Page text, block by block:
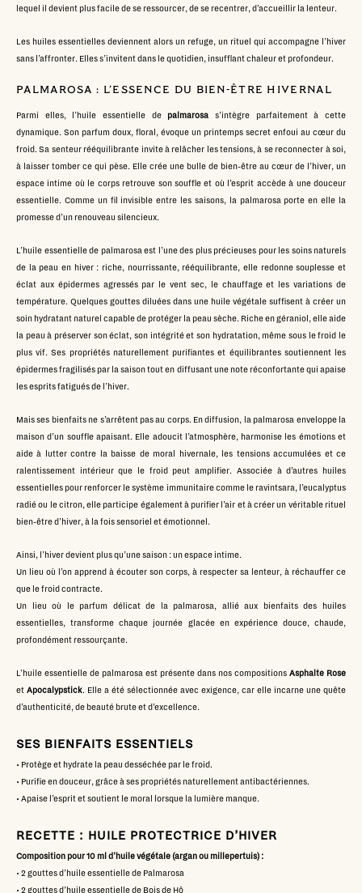
lequel il devient plus facile de se ressourcer, de se recentrer, d’accueillir la lenteur.
Les huiles essentielles deviennent alors un refuge, un rituel qui accompagne l’hiver
sans l’affronter. Elles s’invitent dans le quotidien, insufflant chaleur et profondeur.
PALMAROSA : L’ESSENCE DU BIEN-ÊTRE HIVERNAL
Parmi elles, l’huile essentielle de palmarosa s’intègre parfaitement à cette
dynamique. Son parfum doux, floral, évoque un printemps secret enfoui au cœur du
froid. Sa senteur rééquilibrante invite à relâcher les tensions, à se reconnecter à soi,
à laisser tomber ce qui pèse. Elle crée une bulle de bien-être au cœur de l’hiver, un
espace intime où le corps retrouve son souffle et où l’esprit accède à une douceur
essentielle. Comme un fil invisible entre les saisons, la palmarosa porte en elle la
promesse d’un renouveau silencieux.
L’huile essentielle de palmarosa est l’une des plus précieuses pour les soins naturels
de la peau en hiver : riche, nourrissante, rééquilibrante, elle redonne souplesse et
éclat aux épidermes agressés par le vent sec, le chauffage et les variations de
température. Quelques gouttes diluées dans une huile végétale suffisent à créer un
soin hydratant naturel capable de protéger la peau sèche. Riche en géraniol, elle aide
la peau à préserver son éclat, son intégrité et son hydratation, même sous le froid le
plus vif. Ses propriétés naturellement purifiantes et équilibrantes soutiennent les
épidermes fragilisés par la saison tout en diffusant une note réconfortante qui apaise
les esprits fatigués de l’hiver.
Mais ses bienfaits ne s’arrêtent pas au corps. En diffusion, la palmarosa enveloppe la
maison d’un souffle apaisant. Elle adoucit l’atmosphère, harmonise les émotions et
aide à lutter contre la baisse de moral hivernale, les tensions accumulées et ce
ralentissement intérieur que le froid peut amplifier. Associée à d’autres huiles
essentielles pour renforcer le système immunitaire comme le ravintsara, l’eucalyptus
radié ou le citron, elle participe également à purifier l’air et à créer un véritable rituel
bien-être d’hiver, à la fois sensoriel et émotionnel.
Ainsi, l’hiver devient plus qu’une saison : un espace intime.
Un lieu où l’on apprend à écouter son corps, à respecter sa lenteur, à réchauffer ce
que le froid contracte.
Un lieu où le parfum délicat de la palmarosa, allié aux bienfaits des huiles
essentielles, transforme chaque journée glacée en expérience douce, chaude,
profondément ressourçante.
L'huile essentielle de palmarosa est présente dans nos compositions Asphalte Rose
et Apocalypstick. Elle a été sélectionnée avec exigence, car elle incarne une quête
d’authenticité, de beauté brute et d’excellence.
SES BIENFAITS ESSENTIELS
• Protège et hydrate la peau desséchée par le froid.
• Purifie en douceur, grâce à ses propriétés naturellement antibactériennes.
• Apaise l’esprit et soutient le moral lorsque la lumière manque.
RECETTE : HUILE PROTECTRICE D’HIVER
Composition pour 10 ml d’huile végétale (argan ou millepertuis) :
• 2 gouttes d’huile essentielle de Palmarosa
• 2 gouttes d’huile essentielle de Bois de Hô